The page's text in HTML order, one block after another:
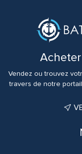
Vendez ou trouvez
travers de notre